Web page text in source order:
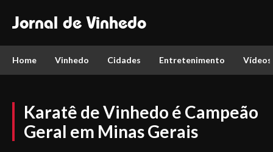
Jornal de Vinhedo
Home Vinhedo Cidades Entretenimento Vídeos
Karatê de Vinhedo é Campeão
Geral em Minas Gerais